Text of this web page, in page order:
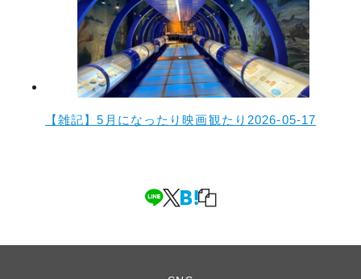
【雑記】5月になったり映画観たり 2026-05-17